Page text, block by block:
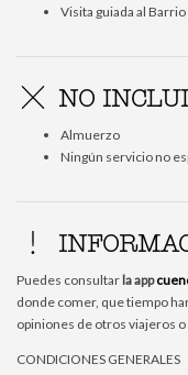
Visita guiada al
NO
Almuerzo
Ningún servicio no
Puedes consultar la app
donde comer, que tiempo
opiniones de otros viajeros
CONDICIONES GENERALES